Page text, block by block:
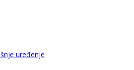
uređenje